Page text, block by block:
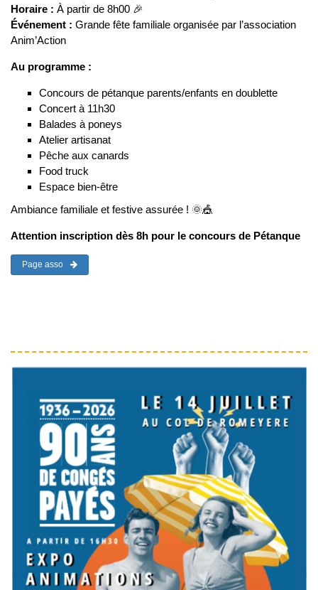
Horaire : À partir de 8h00 🎉
Événement : Grande fête familiale organisée par l’association
Anim’Action
Au programme :
Concours de pétanque parents/enfants en doublette
Concert à 11h30
Balades à poneys
Atelier artisanat
Pêche aux canards
Food truck
Espace bien-être
Ambiance familiale et festive assurée ! 🌞🎪
Attention inscription dès 8h pour le concours de Pétanque
Page asso